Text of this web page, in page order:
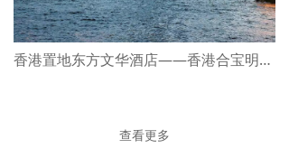
香港置地东方文华酒店——香港合宝明辉家具集团合作项目
查看更多